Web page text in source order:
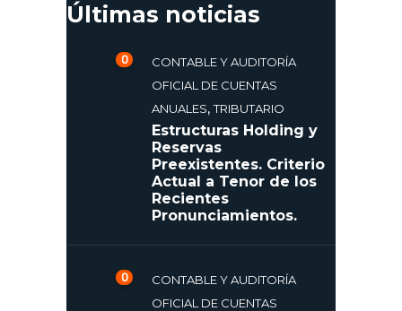
Últimas noticias
0
CONTABLE Y AUDITORÍA
OFICIAL DE CUENTAS
ANUALES,TRIBUTARIO
Estructuras Holding y
Reservas
Preexistentes. Criterio
Actual a Tenor de los
Recientes
Pronunciamientos.
0
CONTABLE Y AUDITORÍA
OFICIAL DE CUENTAS